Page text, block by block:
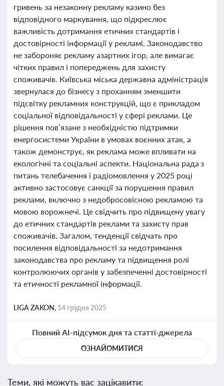
гривень за незаконну рекламу казино без
відповідного маркування, що підкреслює
важливість дотримання етичних стандартів і
достовірності інформації у рекламі. Законодавство
не забороняє рекламу азартних ігор, але вимагає
чітких правил і попереджень для захисту
споживачів. Київська міська державна адміністрація
звернулася до бізнесу з проханням зменшити
підсвітку рекламних конструкцій, що є прикладом
соціальної відповідальності у сфері реклами. Це
рішення пов’язане з необхідністю підтримки
енергосистеми України в умовах воєнних атак, а
також демонструє, як реклама може впливати на
екологічні та соціальні аспекти. Національна рада з
питань телебачення і радіомовлення у 2025 році
активно застосовує санкції за порушення правил
реклами, включно з недобросовісною рекламою та
мовою ворожнечі. Це свідчить про підвищену увагу
до етичних стандартів реклами та захисту прав
споживачів. Загалом, тенденції свідчать про
посилення відповідальності за недотримання
законодавства про рекламу та підвищення ролі
контролюючих органів у забезпеченні достовірності
та етичності рекламної інформації.
LIGA ZAKON, 14 грудня 2025
Повний AI-підсумок дня та статті-джерела
ОЗНАЙОМИТИСЯ
Теми, які можуть вас зацікавити: